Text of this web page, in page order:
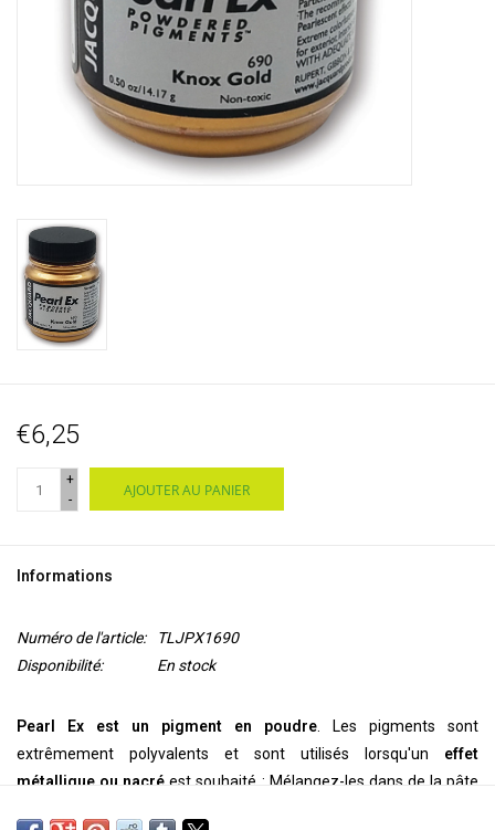
€6,25
+
-
AJOUTER AU PANIER
Informations
Numéro de l'article:
TLJPX1690
Disponibilité:
En stock
Pearl Ex est un pigment en poudre. Les pigments sont
extrêmement polyvalents et sont utilisés lorsqu'un effet
métallique ou nacré est souhaité : Mélangez-les dans de la pâte